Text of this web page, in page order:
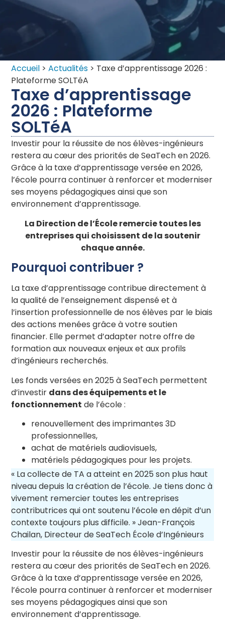
Accueil >Actualités > Taxe d’apprentissage 2026 :
Plateforme SOLTéA
Taxe d’apprentissage
2026 : Plateforme
SOLTéA
Investir pour la réussite de nos élèves-ingénieurs
restera au cœur des priorités de SeaTech en 2026.
Grâce à la taxe d’apprentissage versée en 2026,
l’école pourra continuer à renforcer et moderniser
ses moyens pédagogiques ainsi que son
environnement d’apprentissage.
La Direction de l’École remercie toutes les
entreprises qui choisissent de la soutenir
chaque année.
Pourquoi contribuer ?
La taxe d’apprentissage contribue directement à
la qualité de l’enseignement dispensé et à
l’insertion professionnelle de nos élèves par le biais
des actions menées grâce à votre soutien
financier. Elle permet d’adapter notre offre de
formation aux nouveaux enjeux et aux profils
d’ingénieurs recherchés.
Les fonds versées en 2025 à SeaTech permettent
d’investir dans des équipements et le
fonctionnement de l’école :
renouvellement des imprimantes 3D
professionnelles,
achat de matériels audiovisuels,
matériels pédagogiques pour les projets.
« La collecte de TA a atteint en 2025 son plus haut
niveau depuis la création de l’école. Je tiens donc à
vivement remercier toutes les entreprises
contributrices qui ont soutenu l’école en dépit d’un
contexte toujours plus difficile. » Jean-François
Chailan, Directeur de SeaTech École d’Ingénieurs
Investir pour la réussite de nos élèves-ingénieurs
restera au cœur des priorités de SeaTech en 2026.
Grâce à la taxe d’apprentissage versée en 2026,
l’école pourra continuer à renforcer et moderniser
ses moyens pédagogiques ainsi que son
environnement d’apprentissage.